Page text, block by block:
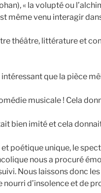
« la volupté ou
même venu interagir
théâtre, littérature et
intéressant que la pièce
musicale ! Cela
bien imité et cela
poétique unique, le
nous a procuré
Nous laissons donc
d’insolence et de